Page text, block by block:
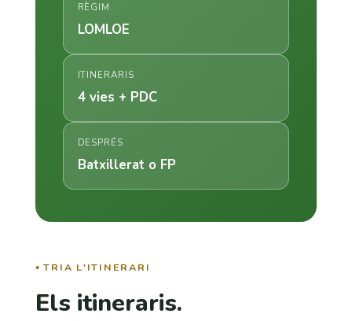
RÈGIM
LOMLOE
ITINERARIS
4 vies + PDC
DESPRÉS
Batxillerat o FP
TRIA L'ITINERARI
Els itineraris.